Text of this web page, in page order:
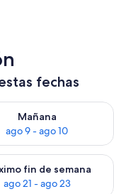
fechas
- ago 9
Mañana
ago 9 - ago 10
la disponibilidad
semana ago 14 -
fin de semana
ago 21 - ago 23
la disponibilidad